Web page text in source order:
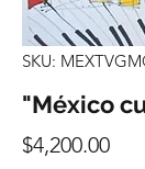
SKU:
"México
$4,200.00